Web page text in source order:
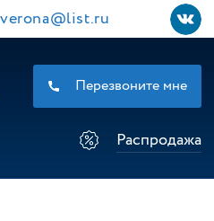
Перезвоните мне
Распродажа